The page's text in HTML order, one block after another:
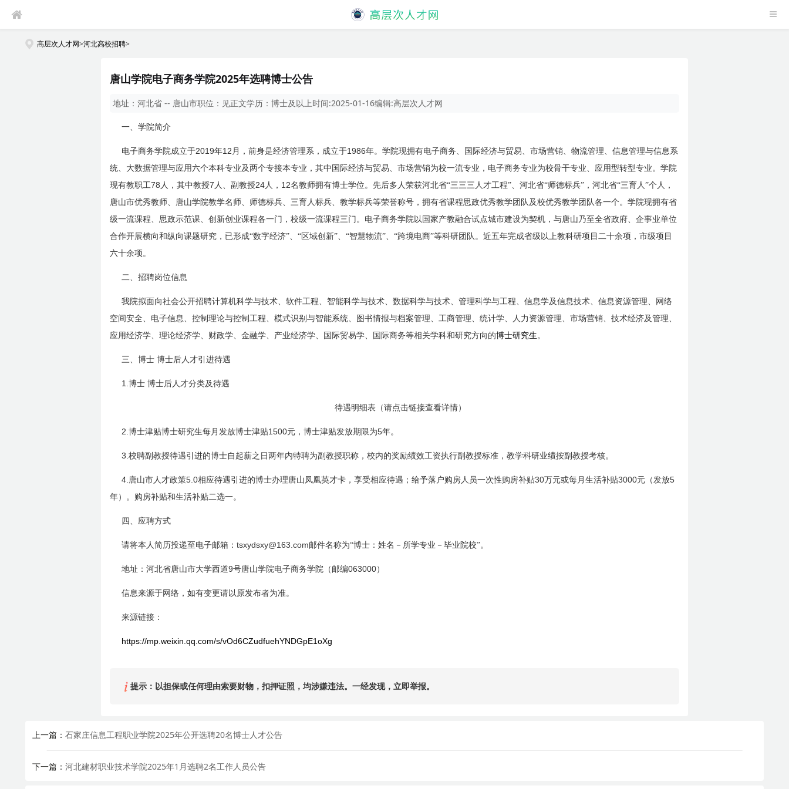
高层次人才网>河北高校招聘>
唐山学院电子商务学院2025年选聘博士公告
地址： 河北省 -- 唐山市职位： 见正文学历： 博士及以上时间:2025-01-16编辑:高层次人才网
一、学院简介
电子商务学院成立于2019年12 月，前身是经济管理系，成立于1986年。学院现拥有电子商务、国际经济与贸易、市场营销、物流管理、信息管理与信息系
统、大数据管理与应用六个本科专业及两个专接本专业，其中国际经济与贸易、市场营销为校一流专业，电子商务专业为校骨干专业、应用型转型专业。学院
现有教职工78 人，其中教授7 人、副教授24 人， 12名教师拥有博士学位。先后多人荣获河北省“三三三人才工程”、河北省“师德标兵”，河北省“三育人”个人，
唐山市优秀教师、唐山学院教学名师、师德标兵、三育人标兵、教学标兵等荣誉称号，拥有省课程思政优秀教学团队及校优秀教学团队各一个。学院现拥有省
级一流课程、思政示范课、创新创业课程各一门，校级一流课程三门。电子商务学院以国家产教融合试点城市建设为契机，与唐山乃至全省政府、企事业单位
合作开展横向和纵向课题研究，已形成“数字经济”、“区域创新”、“智慧物流”、“跨境电商”等科研团队。近五年完成省级以上教科研项目二十余项，市级项目
六十余项。
二、招聘岗位信息
我院拟面向社会公开招聘计算机科学与技术、软件工程、智能科学与技术、数据科学与技术、管理科学与工程、信息学及信息技术、信息资源管理、网络
空间安全、电子信息、控制理论与控制工程、模式识别与智能系统、图书情报与档案管理、工商管理、统计学、人力资源管理、市场营销、技术经济及管理、
应用经济学、理论经济学、财政学、金融学、产业经济学、国际贸易学、国际商务等相关学科和研究方向的博士研究生 。
三、博士 博士后人才引进待遇
1. 博士 博士后人才分类及待遇
待遇明细表 （请点击链接查看详情）
2. 博士津贴博士研究生每月发放博士津贴1500元，博士津贴发放期限为5年。
3. 校聘副教授待遇引进的博士自起薪之日两年内特聘为副教授职称，校内的奖励绩效工资执行副教授标准，教学科研业绩按副教授考核。
4. 唐山市人才政策5.0相应待遇引进的博士办理唐山凤凰英才卡，享受相应待遇；给予落户购房人员一次性购房补贴30万元或每月生活补贴3000元（发放5
年）。购房补贴和生活补贴二选一。
四、应聘方式
请将本人简历投递至电子邮箱： tsxydsxy@163.com邮件名称为“博士：姓名－所学专业－毕业院校”。
地址：河北省唐山市大学西道9号唐山学院电子商务学院（邮编063000）
信息来源于网络，如有变更请以原发布者为准。
来源链接：
https://mp.weixin.qq.com/s/vOd6CZudfuehYNDGpE1oXg
提示：以担保或任何理由索要财物，扣押证照，均涉嫌违法。一经发现，立即举报。
上一篇：石家庄信息工程职业学院2025年公开选聘20名博士人才公告
下一篇：河北建材职业技术学院2025年1月选聘2名工作人员公告